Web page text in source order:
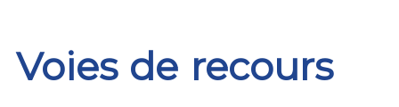
Voies de recours